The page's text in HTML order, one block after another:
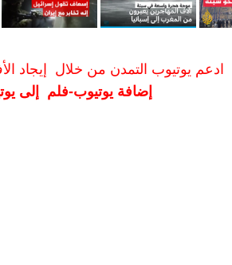
ادعم يوتيوب التمدن من خلال إيجاد
إضافة يوتيوب-فلم إلى